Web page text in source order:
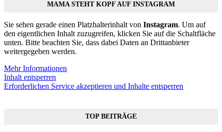
MAMA STEHT KOPF AUF INSTAGRAM
Sie sehen gerade einen Platzhalterinhalt von Instagram. Um auf
den eigentlichen Inhalt zuzugreifen, klicken Sie auf die Schaltfläche
unten. Bitte beachten Sie, dass dabei Daten an Drittanbieter
weitergegeben werden.
Mehr Informationen
Inhalt entsperren
Erforderlichen Service akzeptieren und Inhalte entsperren
TOP BEITRÄGE